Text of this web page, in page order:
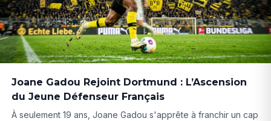
Joane Gadou Rejoint Dortmund : L’Ascension
du Jeune Défenseur Français
À seulement 19 ans, Joane Gadou s'apprête à franchir un cap